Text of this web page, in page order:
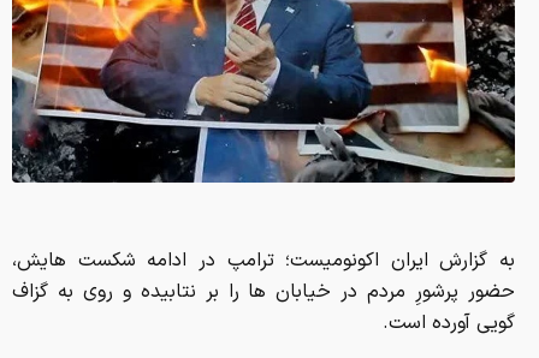
به گزارش ایران اکونومیست؛ ترامپ در ادامه شکست هایش،
حضور پرشورِ مردم در خیابان ها را بر نتابیده و روی به گزاف
گویی آورده است.